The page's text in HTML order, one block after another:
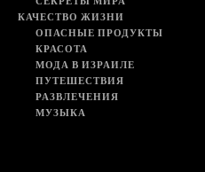
КАЧЕСТВО ЖИЗНИ
ОПАСНЫЕ ПРОДУКТЫ
КРАСОТА
МОДА В ИЗРАИЛЕ
ПУТЕШЕСТВИЯ
РАЗВЛЕЧЕНИЯ
МУЗЫКА